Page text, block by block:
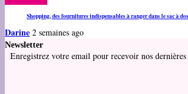
Shopping, des fournitures indispensables à ranger dans le sac à
Darine 2 semaines ago
Newsletter
Enregistrez votre email pour recevoir nos